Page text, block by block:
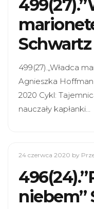
Schwartz
499(27).„Władca
Agnieszka
2020 Cykl:
nauczały kapłanki…
24 czerwca 2020 by
niebem”